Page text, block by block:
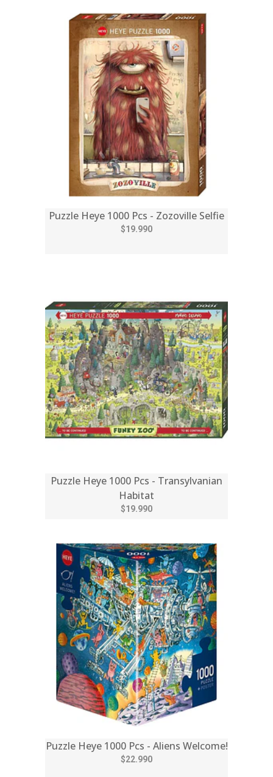
Puzzle Heye 1000 Pcs - Zozoville Selfie
$19.990
Puzzle Heye 1000 Pcs - Transylvanian
Habitat
$19.990
Puzzle Heye 1000 Pcs - Aliens Welcome!
$22.990